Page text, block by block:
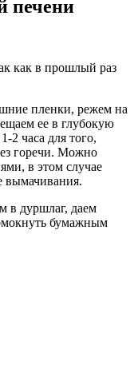
печени
как в прошлый раз
пленки, режем на
ее в глубокую
2 часа для того,
горечи. Можно
в этом случае
вымачивания.
в дуршлаг, даем
бумажным